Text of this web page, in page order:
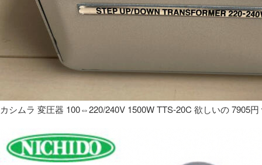
カシムラ 変圧器 100⇔220/240V 1500W TTS-20C 欲しいの 7905円